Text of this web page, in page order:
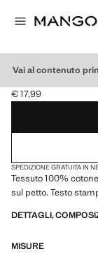
Vai al contenuto
MAGLIETTA
Prezzo attuale [€
€ 17,99
Seleziona un colore
SPEDIZIONE GRATUITA IN
Tessuto 100%
sul petto. Testo
DETTAGLI,
MISURE